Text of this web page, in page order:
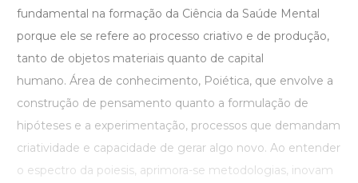
fundamental na formação da Ciência da Saúde Mental
porque ele se refere ao processo criativo e de produção,
tanto de objetos materiais quanto de capital
humano. Área de conhecimento, Poiética, que envolve a
construção de pensamento quanto a formulação de
hipóteses e a experimentação, processos que demandam
criatividade e capacidade de gerar algo novo. Ao entender
o espectro da poiesis, aprimora-se metodologias, inovam